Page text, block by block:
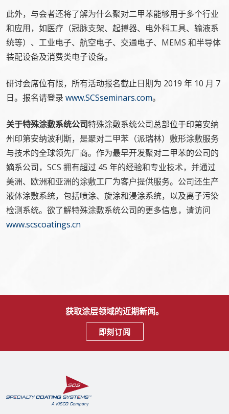
此外，与会者还将了解为什么聚对二甲苯能够用于多个行业
和应用，如医疗（冠脉支架、起搏器、电外科工具、输液系
统等）、工业电子、航空电子、交通电子、MEMS 和半导体
装配设备及消费类电子设备。
研讨会席位有限，所有活动报名截止日期为 2019 年 10 月 7
日。报名请登录 www.SCSseminars.com。
关于特殊涂敷系统公司特殊涂敷系统公司总部位于印第安纳
州印第安纳波利斯，是聚对二甲苯（派瑞林）敷形涂敷服务
与技术的全球领先厂商。作为最早开发聚对二甲苯的公司的
嫡系公司，SCS 拥有超过 45 年的经验和专业技术，并通过
美洲、欧洲和亚洲的涂敷工厂为客户提供服务。公司还生产
液体涂敷系统，包括喷涂、旋涂和浸涂系统，以及离子污染
检测系统。欲了解特殊涂敷系统公司的更多信息，请访问
www.scscoatings.cn
获取涂层领域的近期新闻。
即刻订阅